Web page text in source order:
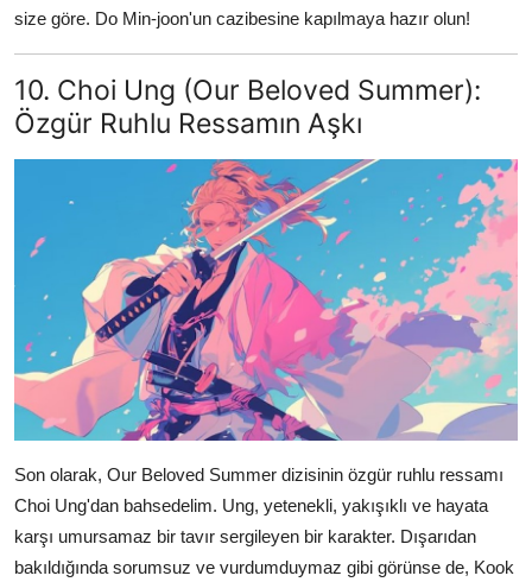
size göre. Do Min-joon'un cazibesine kapılmaya hazır olun!
10. Choi Ung (Our Beloved Summer):
Özgür Ruhlu Ressamın Aşkı
Son olarak, Our Beloved Summer dizisinin özgür ruhlu ressamı
Choi Ung'dan bahsedelim. Ung, yetenekli, yakışıklı ve hayata
karşı umursamaz bir tavır sergileyen bir karakter. Dışarıdan
bakıldığında sorumsuz ve vurdumduymaz gibi görünse de, Kook